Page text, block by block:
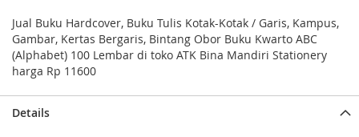
Jual Buku Hardcover, Buku Tulis Kotak-Kotak / Garis, Kampus,
Gambar, Kertas Bergaris, Bintang Obor Buku Kwarto ABC
(Alphabet) 100 Lembar di toko ATK Bina Mandiri Stationery
harga Rp 11600
Details